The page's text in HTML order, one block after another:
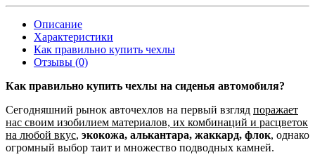
Описание
Характеристики
Как правильно купить чехлы
Отзывы (0)
Как правильно купить чехлы на сиденья автомобиля?
Сегодняшний рынок авточехлов на первый взгляд поражает
нас своим изобилием материалов, их комбинаций и расцветок
на любой вкус, экокожа, алькантара, жаккард, флок, однако
огромный выбор таит и множество подводных камней.